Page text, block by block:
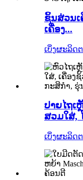
ຊິ້ນສ່ວນເ
ເຄື່ອງ...
ເບິ່ງຜະລິດ
ປາຍໄຖເ
ສວມໃສ່,
ເບິ່ງຜະລິດ